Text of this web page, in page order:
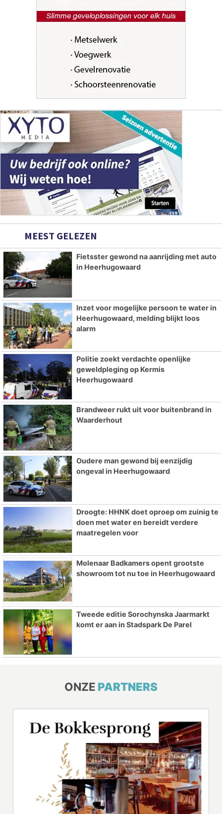
MEEST GELEZEN
Fietsster gewond na aanrijding met auto
in Heerhugowaard
Inzet voor mogelijke persoon te water in
Heerhugowaard, melding blijkt loos
alarm
Politie zoekt verdachte openlijke
geweldpleging op Kermis
Heerhugowaard
Brandweer rukt uit voor buitenbrand in
Waarderhout
Oudere man gewond bij eenzijdig
ongeval in Heerhugowaard
Droogte: HHNK doet oproep om zuinig te
doen met water en bereidt verdere
maatregelen voor
Molenaar Badkamers opent grootste
showroom tot nu toe in Heerhugowaard
Tweede editie Sorochynska Jaarmarkt
komt er aan in Stadspark De Parel
ONZE PARTNERS